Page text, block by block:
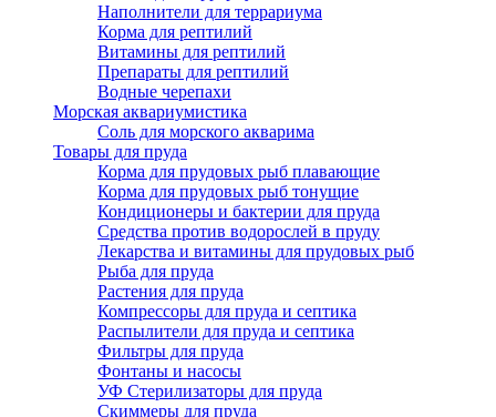
Наполнители для террариума
Корма для рептилий
Витамины для рептилий
Препараты для рептилий
Водные черепахи
Морская аквариумистика
Соль для морского акварима
Товары для пруда
Корма для прудовых рыб плавающие
Корма для прудовых рыб тонущие
Кондиционеры и бактерии для пруда
Средства против водорослей в пруду
Лекарства и витамины для прудовых рыб
Рыба для пруда
Растения для пруда
Компрессоры для пруда и септика
Распылители для пруда и септика
Фильтры для пруда
Фонтаны и насосы
УФ Стерилизаторы для пруда
Скиммеры для пруда